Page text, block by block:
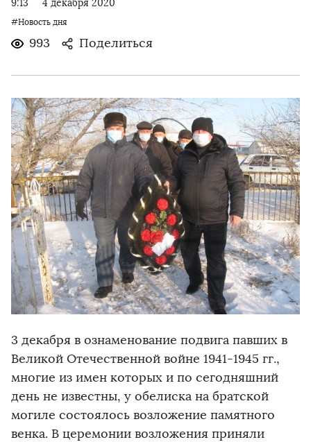
9:13 4 декабря 2020
#Новость дня
993 Поделиться
3 декабря в ознаменование подвига павших в
Великой Отечественной войне 1941-1945 гг.,
многие из имен которых и по сегодняшний
день не известны, у обелиска на братской
могиле состоялось возложение памятного
венка. В церемонии возложения приняли